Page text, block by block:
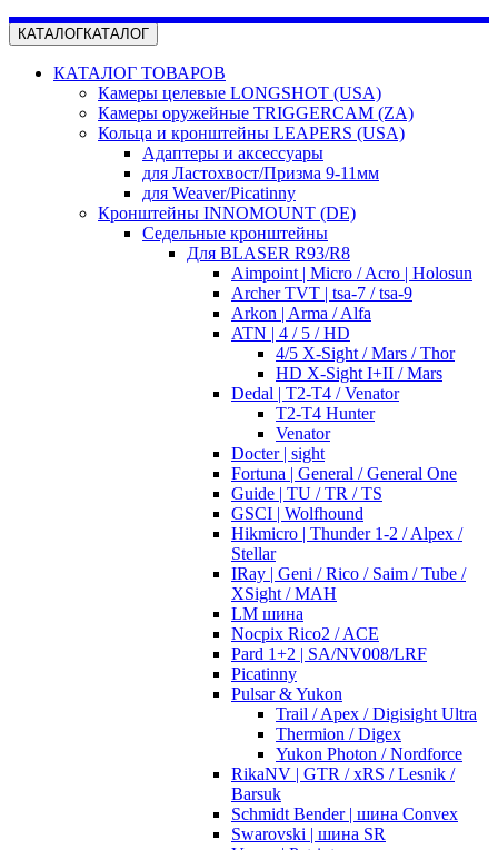
КАТАЛОГКАТАЛОГ
КАТАЛОГ ТОВАРОВ
Камеры целевые LONGSHOT (USA)
Камеры оружейные TRIGGERCAM (ZA)
Кольца и кронштейны LEAPERS (USA)
Адаптеры и аксессуары
для Ластохвост/Призма 9-11мм
для Weaver/Picatinny
Кронштейны INNOMOUNT (DE)
Седельные кронштейны
Для BLASER R93/R8
Aimpoint | Micro / Acro | Holosun
Archer TVT | tsa-7 / tsa-9
Arkon | Arma / Alfa
ATN | 4 / 5 / HD
4/5 X-Sight / Mars / Thor
HD X-Sight I+II / Mars
Dedal | T2-T4 / Venator
T2-T4 Hunter
Venator
Docter | sight
Fortuna | General / General One
Guide | TU / TR / TS
GSCI | Wolfhound
Hikmicro | Thunder 1-2 / Alpex /
Stellar
IRay | Geni / Rico / Saim / Tube /
XSight / MAH
LM шина
Nocpix Rico2 / ACE
Pard 1+2 | SA/NV008/LRF
Picatinny
Pulsar & Yukon
Trail / Apex / Digisight Ultra
Thermion / Digex
Yukon Photon / Nordforce
RikaNV | GTR / xRS / Lesnik /
Barsuk
Schmidt Bender | шина Convex
Swarovski | шина SR